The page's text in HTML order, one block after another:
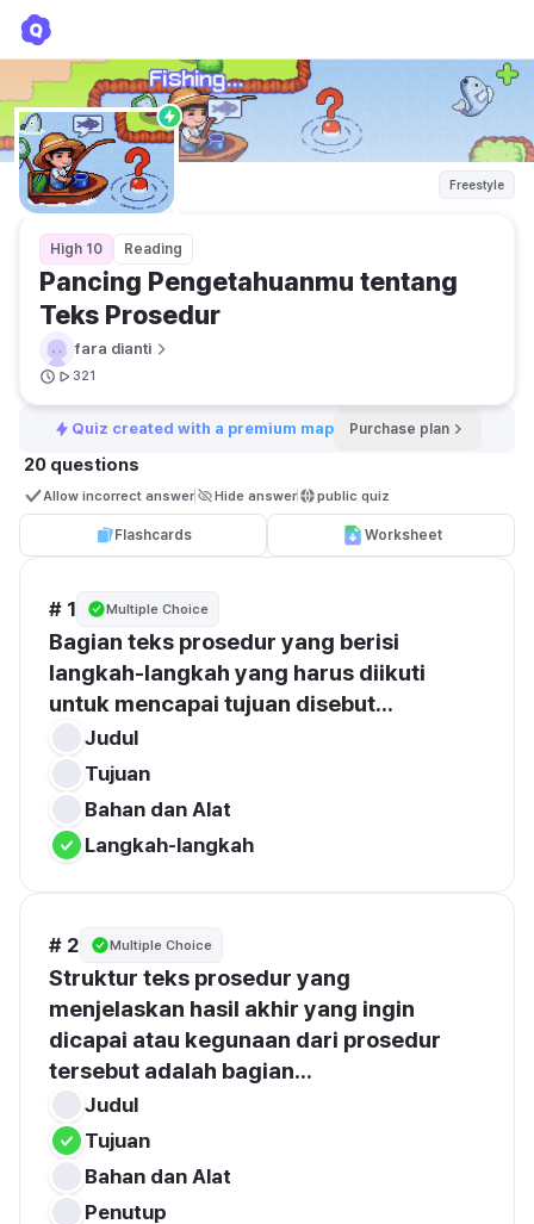
Freestyle
High 10 Reading
Pancing Pengetahuanmu tentang
Teks Prosedur
fara dianti
321
Quiz created with a premium map Purchase plan
20 questions
Allow incorrect answer Hide answer public quiz
Flashcards Worksheet
# 1 Multiple Choice
Bagian teks prosedur yang berisi
langkah-langkah yang harus diikuti
untuk mencapai tujuan disebut...
Judul
Tujuan
Bahan dan Alat
Langkah-langkah
# 2 Multiple Choice
Struktur teks prosedur yang
menjelaskan hasil akhir yang ingin
dicapai atau kegunaan dari prosedur
tersebut adalah bagian...
Judul
Tujuan
Bahan dan Alat
Penutup